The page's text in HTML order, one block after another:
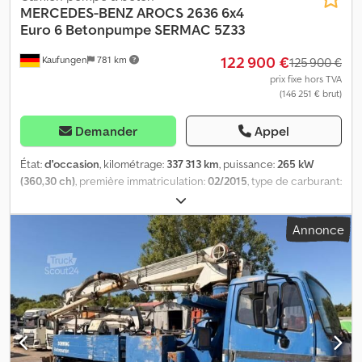
Kaufungen 781 km
MERCEDES-BENZAROCS 2636 6x4
Euro 6 Betonpumpe SERMAC 5Z33
122 900 €125 900 €
prix fixe hors TVA
(146 251 € brut)
Demander Appel
État:d'occasion, kilométrage: 337 313 km, puissance:265 kW
(360,30 ch), première immatriculation:02/2015, type de carburant:
, configuration d'essieux:
prochaine inspection (TÜV):08/2028, couleur:bleu, type
, classe d'émission:Euro 6
, Année de
, Équipement:ABS, climatisation, Numéro de
véhicule interne : G300119 Disponible immédiatement sur notre
site à Kaufungen. Plus d’informations : * Golec Nutzfahrzeuge
GmbH (allemand, anglais, bulgare, russe) * Viktoria Sologubova
(polonais, russe, ukrainien, anglais) SERMAC 5Z33 sur Mercedes
Benz Arocs 2844 6x4 Année de fabrication de la pompe à béton :
2016 Année de fabrication du châssis : 2016 3 essieux Pompe à
Annonce